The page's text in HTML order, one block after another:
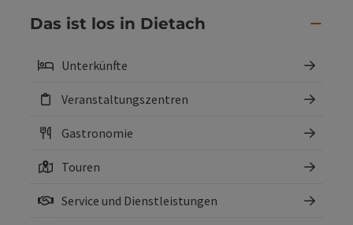
Das ist los in Dietach
Unterkünfte
Veranstaltungszentren
Gastronomie
Touren
Service und Dienstleistungen